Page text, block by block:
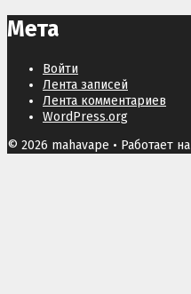
Мета
Войти
Лента записей
Лента комментариев
WordPress.org
© 2026 mahavape • Работает на